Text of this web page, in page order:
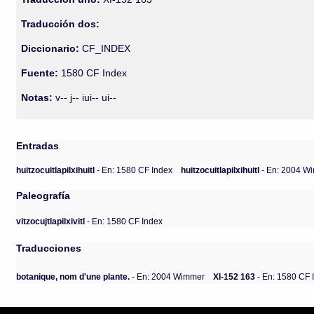
Traducción dos:
Diccionario:CF_INDEX
Fuente: 1580 CF Index
Notas: v-- j-- iui-- ui--
Entradas
huitzocuitlapilxihuitl- En: 1580 CF Index huitzocuitlapilxihuitl- En: 2004
Paleografía
vitzocujtlapilxivitl - En: 1580 CF Index
Traducciones
botanique, nom d'une plante. - En: 2004 Wimmer XI-152 163 - En: 1580 CF